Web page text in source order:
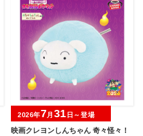
映画クレヨンしんちゃん 奇々怪々！
2026年7月 31 日～登場